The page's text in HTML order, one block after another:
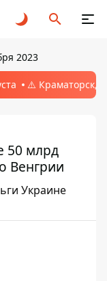
2023
⚠️ Краматорск,
50 млрд
Венгрии
Украине